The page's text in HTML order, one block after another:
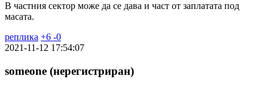
В частния сектор може да се дава и част от заплатата под
масата.
реплика +6 -0
2021-11-12 17:54:07
someone (нерегистриран)